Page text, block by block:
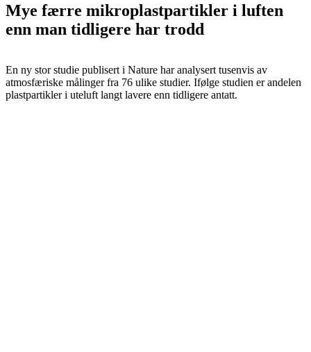
Mye færre mikroplastpartikler i luften
enn man tidligere har trodd
En ny stor studie publisert i Nature har analysert tusenvis av
atmosfæriske målinger fra 76 ulike studier. Ifølge studien er andelen
plastpartikler i uteluft langt lavere enn tidligere antatt.